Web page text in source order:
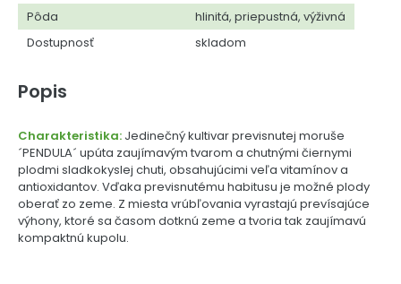
Pôda
hlinitá, priepustná, výživná
Dostupnosť
skladom
Popis
Charakteristika: Jedinečný kultivar previsnutej moruše
´PENDULA´ upúta zaujímavým tvarom a chutnými čiernymi
plodmi sladkokyslej chuti, obsahujúcimi veľa vitamínov a
antioxidantov. Vďaka previsnutému habitusu je možné plody
oberať zo zeme. Z miesta vrúbľovania vyrastajú prevísajúce
výhony, ktoré sa časom dotknú zeme a tvoria tak zaujímavú
kompaktnú kupolu.